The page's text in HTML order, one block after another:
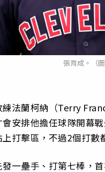
張育成。（
法蘭柯納（Terry
安排他擔任球隊開幕
打擊區，不過2個打數
一壘手、打第七棒，